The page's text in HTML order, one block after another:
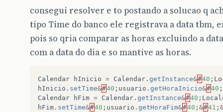
consegui resolver e to postando a solucao q
tipo Time do banco ele registrava a data tbm,
pois so qria comparar as horas excluindo a
com a data do dia e so mantive as horas.
Calendar hInicio = Calendar . getInstance&#40 ;
hInicio . setTime&#40 ; usuario . getHoraInicio&#40 ;
Calendar
hFim = Calendar . getInstance&#40 ;
hFim . setTime&#40 ; usuario . getHoraFim&#40 ; &#41 ;